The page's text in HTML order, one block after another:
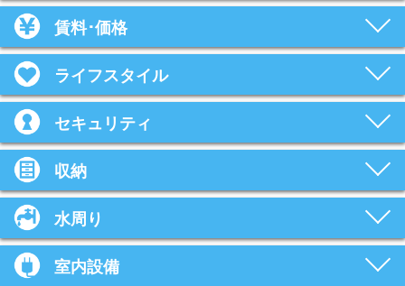
賃料･価格
ライフスタイル
セキュリティ
収納
水周り
室内設備